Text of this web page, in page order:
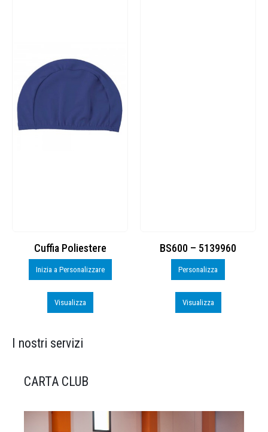
Cuffia Poliestere
Inizia a Personalizzare
Visualizza
BS600 – 5139960
Personalizza
Visualizza
I nostri servizi
CARTA CLUB